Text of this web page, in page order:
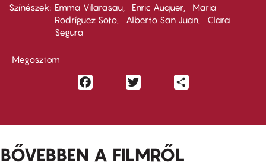
Színészek
Emma Vilarasau Enric Auquer
Maria
Rodríguez Soto
Alberto San Juan
Clara
Segura
Megosztom
Facebook
BŐVEBBEN A FILMRŐL